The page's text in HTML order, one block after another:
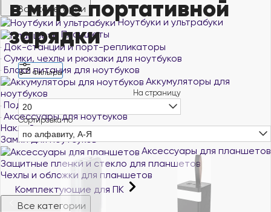
Все категории
Ноутбуки и ультрабуки
Планшеты
Док-станции и порт-репликаторы
Сумки, чехлы и рюкзаки для ноутбуков
Блоки питания для ноутбуков
Аккумуляторы для
ноутбуков
Подставки и столики для ноутбуков
Аксессуары для ноутбуков
Наклейки на клавиатуру
Замки для ноутбуков
Аксессуары для планшетов
Защитные пленки и стекло для планшетов
Чехлы и обложки для планшетов
Комплектующие для ПК
Все категории
в мире портативной
зарядки
Фильтры
На страницу
20
Сортировка по
по алфавиту, А-Я